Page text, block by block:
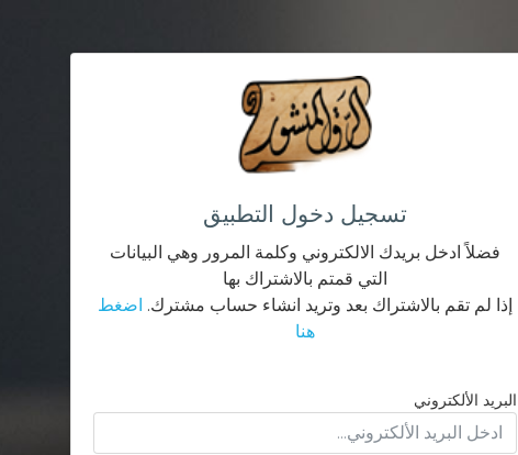
تسجيل دخول التطبيق
فضلاً ادخل بريدك الالكتروني وكلمة المرور وهي البيانات
التي قمتم بالاشتراك بها
إذا لم تقم بالاشتراك بعد وتريد انشاء حساب مشترك. اضغط
هنا
البريد الألكتروني